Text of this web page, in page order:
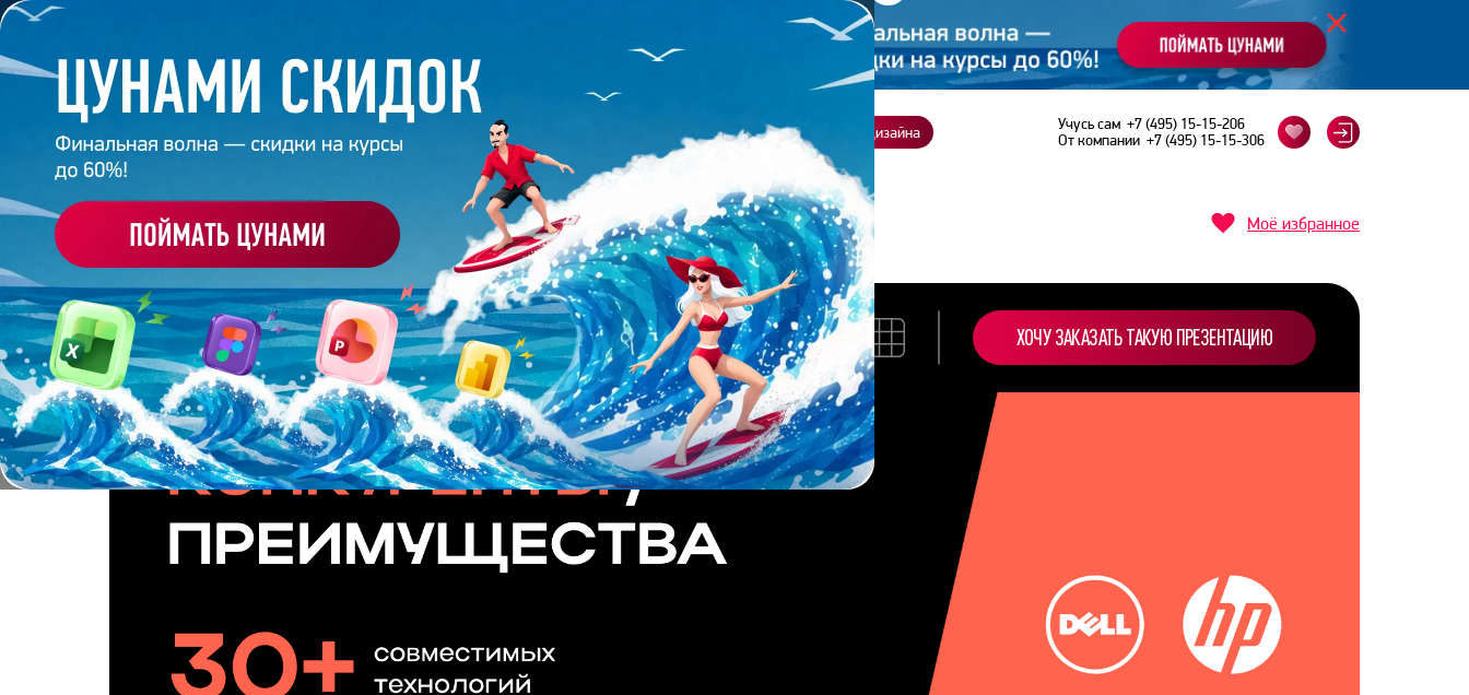
Корпоративное обучение Заказать презентацию Студия дизайна Учусь сам +7 (495) 15-15-206
От компании +7 (495) 15-15-306
Главная Презентация 414 – Нина К.
ПРЕЗЕНТАЦИЯ 414 - НИНА К. Моё избранное
Работа
студента
ХОЧУ ЗАКАЗАТЬ ТАКУЮ ПРЕЗЕНТАЦИЮ